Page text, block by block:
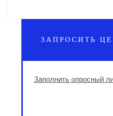
ЗАПРОСИТЬ
Заполнить опросный